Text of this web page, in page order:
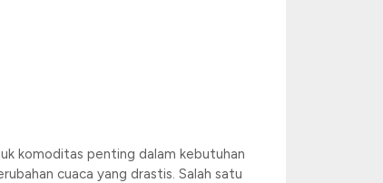
komoditas penting dalam kebutuhan
cuaca yang drastis. Salah satu